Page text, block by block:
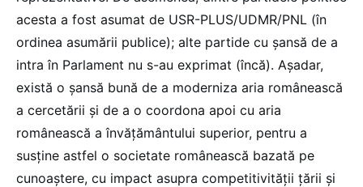
acesta a fost asumat de USR-PLUS/UDMR/PNL (în
ordinea asumării publice); alte partide cu șansă de a
intra în Parlament nu s-au exprimat (încă). Așadar,
există o șansă bună de a moderniza aria românească
a cercetării și de a o coordona apoi cu aria
românească a învățământului superior, pentru a
susține astfel o societate românească bazată pe
cunoaștere, cu impact asupra competitivității țării și